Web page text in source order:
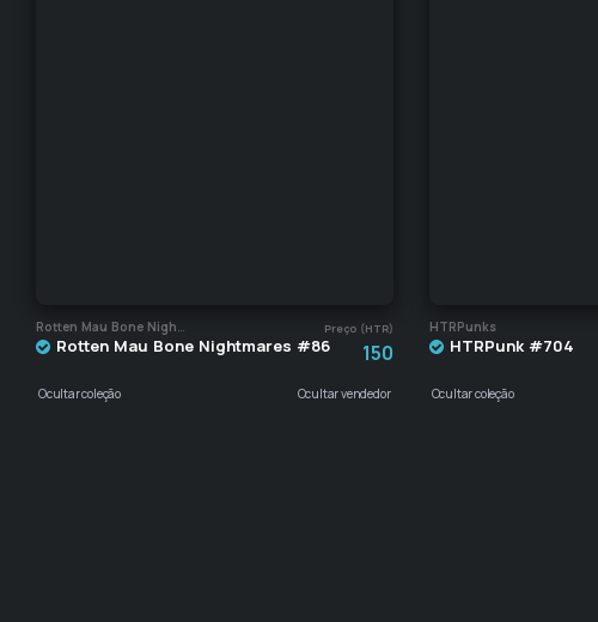
Rotten Mau Bone Nightmares Preço (HTR)
Rotten Mau Bone Nightmares #86 150
Ocultar coleção Ocultar vendedor
HTRPunks
HTRPunk #704
Ocultar coleção